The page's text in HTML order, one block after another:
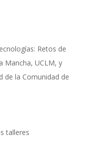
Retos de
Mancha, UCLM, y
de la Comunidad de
talleres